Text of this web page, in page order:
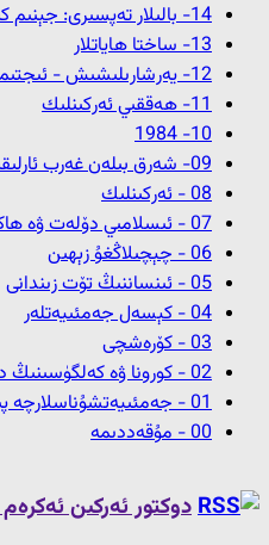
14- بالىلار تەپسىرى: جېنىم كىتابىم قۇرئان
13- ﺳﺎﺧﺘﺎ ﮪﺎﻳﺎﺗﻼﺭ
12- ﻳﻪﺭﺷﺎﺭﯨﻠﯩﺸﯩﺶ - ﺋﯩﺠﺘﯩﻤﺎﺋﯩﻲ ﺋﺎﻗﯩﯟﻩﺗﻠﯩﺮﻯ
11- ﮪﻪﻗﻘﯩﻲ ﺋﻪﺭﻛﯩﻨﻠﯩﻚ
10- 1984
09- شەرق بىلەن غەرب ئارلىقىدا ئىسلام
08 - ﺋﻪﺭﻛﯩﻨﻠﯩﻚ
07 - ئىسلامىي دۆلەت ۋە ھاكىمىيەت شەكلى
06 - چېچىلاڭغۇ زېھىن
05 - ئىنساننىڭ تۆت زىندانى
04 - كېسەل جەمئىيەتلەر
03 - كۆرەشچى
02 - كورونا ۋە كەلگۈسىنىڭ دۇنياسى
01 - جەمئىيەتشۇناسلارچە پىكىر قىلماق
00 - مۇقەددىمە
دوكتور ئەركىن ئەكرەم